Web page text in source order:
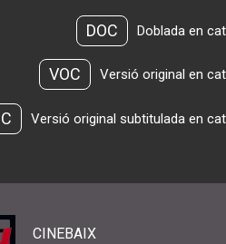
DOC Doblada en
VOC Versió original en
Versió original subtitulada en
CINEBAIX